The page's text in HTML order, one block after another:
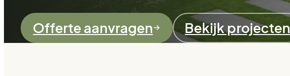
Offerte aanvragen Bekijk projecten